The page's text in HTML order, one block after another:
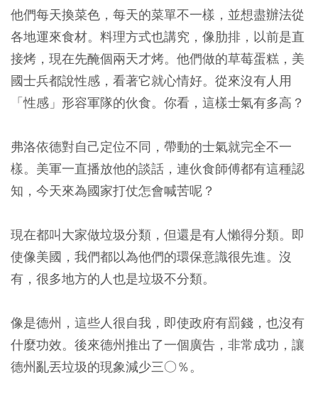
他們每天換菜色，每天的菜單不一樣，並想盡辦法從
各地運來食材。料理方式也講究，像肋排，以前是直
接烤，現在先醃個兩天才烤。他們做的草莓蛋糕，美
國士兵都說性感，看著它就心情好。從來沒有人用
「性感」形容軍隊的伙食。你看，這樣士氣有多高？
弗洛依德對自己定位不同，帶動的士氣就完全不一
樣。美軍一直播放他的談話，連伙食師傅都有這種認
知，今天來為國家打仗怎會喊苦呢？
現在都叫大家做垃圾分類，但還是有人懶得分類。即
使像美國，我們都以為他們的環保意識很先進。沒
有，很多地方的人也是垃圾不分類。
像是德州，這些人很自我，即使政府有罰錢，也沒有
什麼功效。後來德州推出了一個廣告，非常成功，讓
德州亂丟垃圾的現象減少三○％。